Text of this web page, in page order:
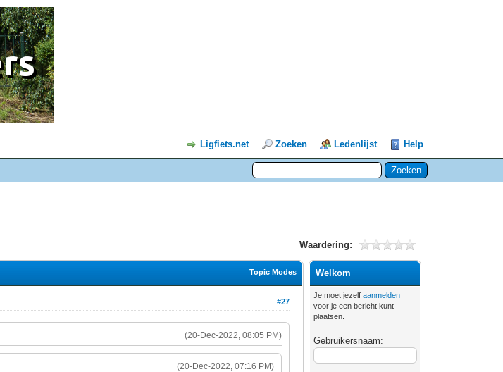
Ligfiets.net Zoeken Ledenlijst Help
Waardering:
Topic Modes
#27
(20-Dec-2022, 08:05 PM)
(20-Dec-2022, 07:16 PM)
Welkom
Je moet jezelfaanmelden
voor je een bericht kunt
plaatsen.
Gebruikersnaam: